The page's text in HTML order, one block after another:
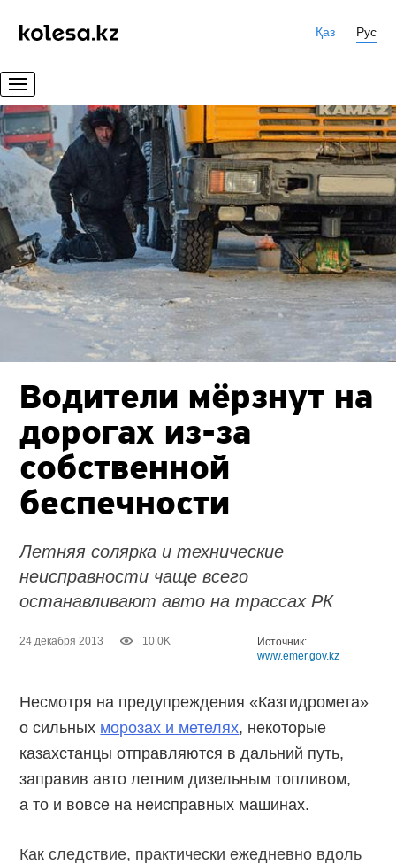
Қаз Рус
Водители мёрзнут на
дорогах из-за
собственной
беспечности
Летняя солярка и технические
неисправности чаще всего
останавливают авто на трассах РК
24 декабря 2013 10.0K
Источник:
www.emer.gov.kz
Несмотря на предупреждения «Казгидромета»
о сильных морозах и метелях, некоторые
казахстанцы отправляются в дальний путь,
заправив авто летним дизельным топливом,
а то и вовсе на неисправных машинах.
Как следствие, практически ежедневно вдоль